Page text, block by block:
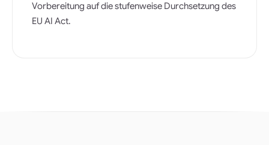
Vorbereitung auf die stufenweise Durchsetzung des
EU AI Act.